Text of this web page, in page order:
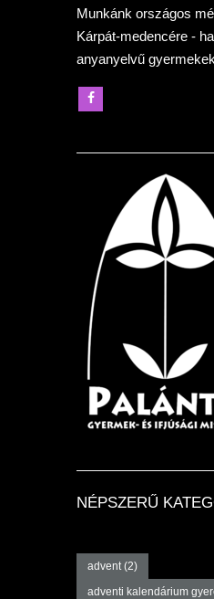
Munkánk országos
Kárpát-medencére -
anyanyelvű
NÉPSZERŰ
advent(2)
adventi kalendárium